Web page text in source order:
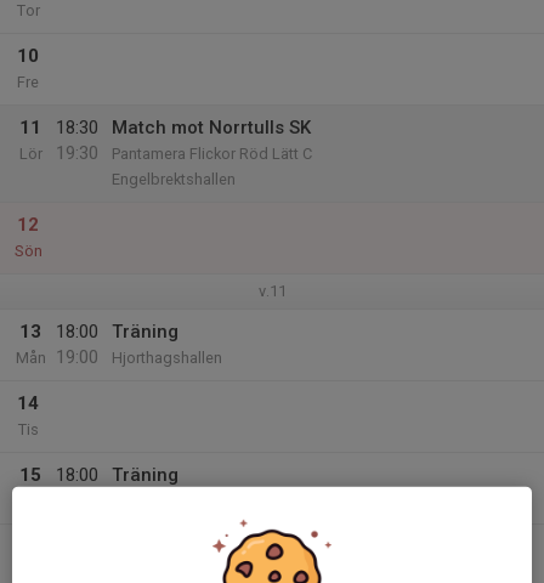
Tor
10
Fre
11
Lör
18:30
19:30
Match mot Norrtulls SK
Pantamera Flickor Röd Lätt C
Engelbrektshallen
12
Sön
v.11
13
Mån
18:00
19:00
Träning
Hjorthagshallen
14
Tis
15
18:00
Träning